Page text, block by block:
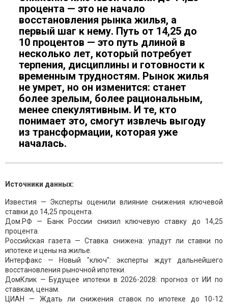
процента — это не начало
восстановления рынка жилья, а
первый шаг к нему. Путь от 14,25 до
10 процентов — это путь длиной в
несколько лет, который потребует
терпения, дисциплины и готовности к
временным трудностям. Рынок жилья
не умрет, но он изменится: станет
более зрелым, более рациональным,
менее спекулятивным. И те, кто
понимает это, смогут извлечь выгоду
из трансформации, которая уже
началась.
Источники данных:
Известия — Эксперты оценили влияние снижения ключевой
ставки до 14,25 процента.
Дом.РФ — Банк России снизил ключевую ставку до 14,25
процента.
Российская газета — Ставка снижена: упадут ли ставки по
ипотеке и цены на жилье.
Интерфакс — Новый "ключ": эксперты ждут дальнейшего
восстановления рыночной ипотеки.
ДомКлик — Будущее ипотеки в 2026-2028: прогноз от ИИ по
ставкам, ценам.
ЦИАН — Ждать ли снижения ставок по ипотеке до 10-12